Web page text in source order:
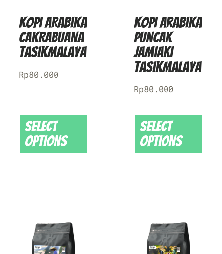
Kopi Arabika
Cakrabuana
Tasikmalaya
Rp80.000
Select
options
Kopi Arabika
Puncak
Jamiaki
Tasikmalaya
Rp80.000
Select
options